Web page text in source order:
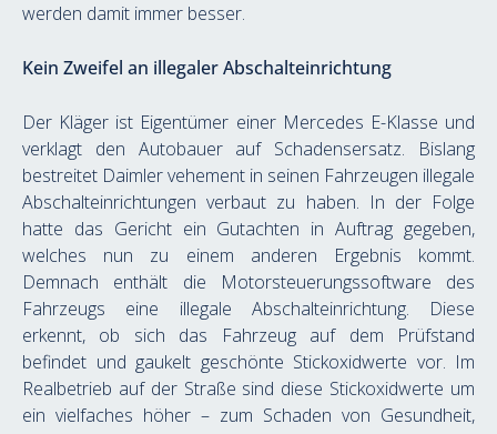
werden damit immer besser.
Kein Zweifel an illegaler Abschalteinrichtung
Der Kläger ist Eigentümer einer Mercedes E-Klasse und
verklagt den Autobauer auf Schadensersatz. Bislang
bestreitet Daimler vehement in seinen Fahrzeugen illegale
Abschalteinrichtungen verbaut zu haben. In der Folge
hatte das Gericht ein Gutachten in Auftrag gegeben,
welches nun zu einem anderen Ergebnis kommt.
Demnach enthält die Motorsteuerungssoftware des
Fahrzeugs eine illegale Abschalteinrichtung. Diese
erkennt, ob sich das Fahrzeug auf dem Prüfstand
befindet und gaukelt geschönte Stickoxidwerte vor. Im
Realbetrieb auf der Straße sind diese Stickoxidwerte um
ein vielfaches höher – zum Schaden von Gesundheit,